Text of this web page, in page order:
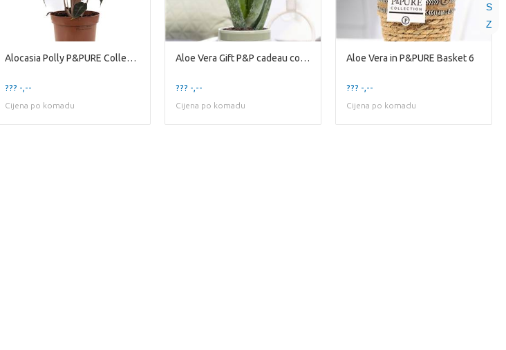
S
Z
Alocasia Polly P&PURE Collection
??? -,--
Cijena po komadu
Aloe Vera Gift P&P cadeau concept: VIVE LE VERT!
??? -,--
Cijena po komadu
Aloe Vera in P&PURE Basket 6
??? -,--
Cijena po komadu